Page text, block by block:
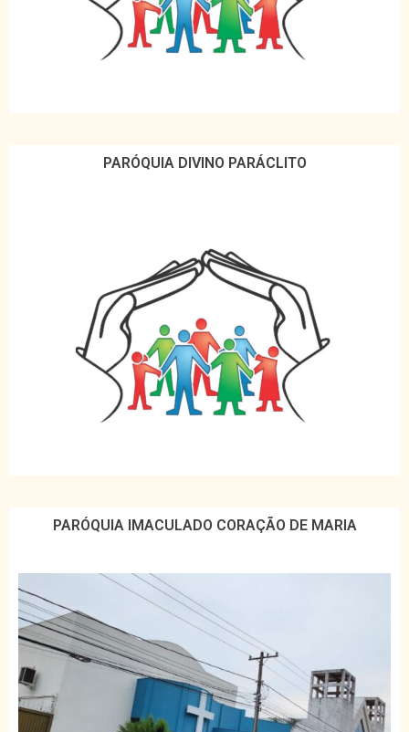
PARÓQUIA DIVINO PARÁCLITO
PARÓQUIA IMACULADO CORAÇÃO DE MARIA